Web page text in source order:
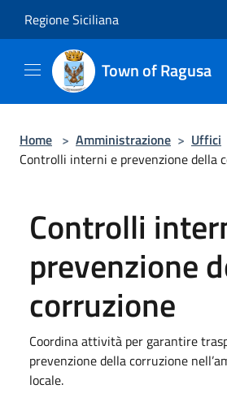
Regione Siciliana
Town of Ragusa
Home > Amministrazione > Uffici
Controlli interni e prevenzione della
Controlli
prevenzione
corruzione
Coordina attività per garantire
prevenzione della corruzione
locale.